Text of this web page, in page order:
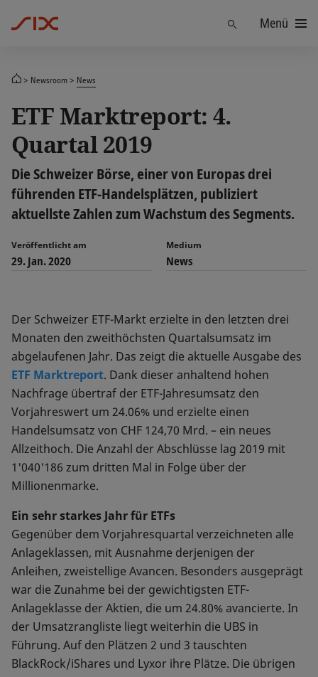
FindenMenü
Newsroom News
ETF Marktreport: 4.
Quartal 2019
Die Schweizer Börse, einer von Europas drei
führenden ETF-Handelsplätzen, publiziert
aktuellste Zahlen zum Wachstum des Segments.
Veröffentlicht am
29. Jan. 2020
Medium
News
Der Schweizer ETF-Markt erzielte in den letzten drei
Monaten den zweithöchsten Quartalsumsatz im
abgelaufenen Jahr. Das zeigt die aktuelle Ausgabe des
ETF Marktreport. Dank dieser anhaltend hohen
Nachfrage übertraf der ETF-Jahresumsatz den
Vorjahreswert um 24.06% und erzielte einen
Handelsumsatz von CHF 124,70 Mrd. – ein neues
Allzeithoch. Die Anzahl der Abschlüsse lag 2019 mit
1'040'186 zum dritten Mal in Folge über der
Millionenmarke.
Ein sehr starkes Jahr für ETFs
Gegenüber dem Vorjahresquartal verzeichneten alle
Anlageklassen, mit Ausnahme derjenigen der
Anleihen, zweistellige Avancen. Besonders ausgeprägt
war die Zunahme bei der gewichtigsten ETF-
Anlageklasse der Aktien, die um 24.80% avancierte. In
der Umsatzrangliste liegt weiterhin die UBS in
Führung. Auf den Plätzen 2 und 3 tauschten
BlackRock/iShares und Lyxor ihre Plätze. Die übrigen